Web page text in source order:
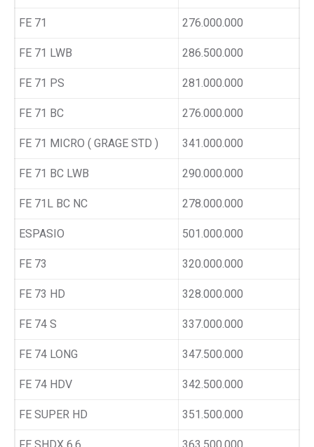
FE 71 276.000.000
FE 71 LWB 286.500.000
FE 71 PS 281.000.000
FE 71 BC 276.000.000
FE 71 MICRO ( GRAGE STD ) 341.000.000
FE 71 BC LWB 290.000.000
FE 71L BC NC 278.000.000
ESPASIO 501.000.000
FE 73 320.000.000
FE 73 HD 328.000.000
FE 74 S 337.000.000
FE 74 LONG 347.500.000
FE 74 HDV 342.500.000
FE SUPER HD 351.500.000